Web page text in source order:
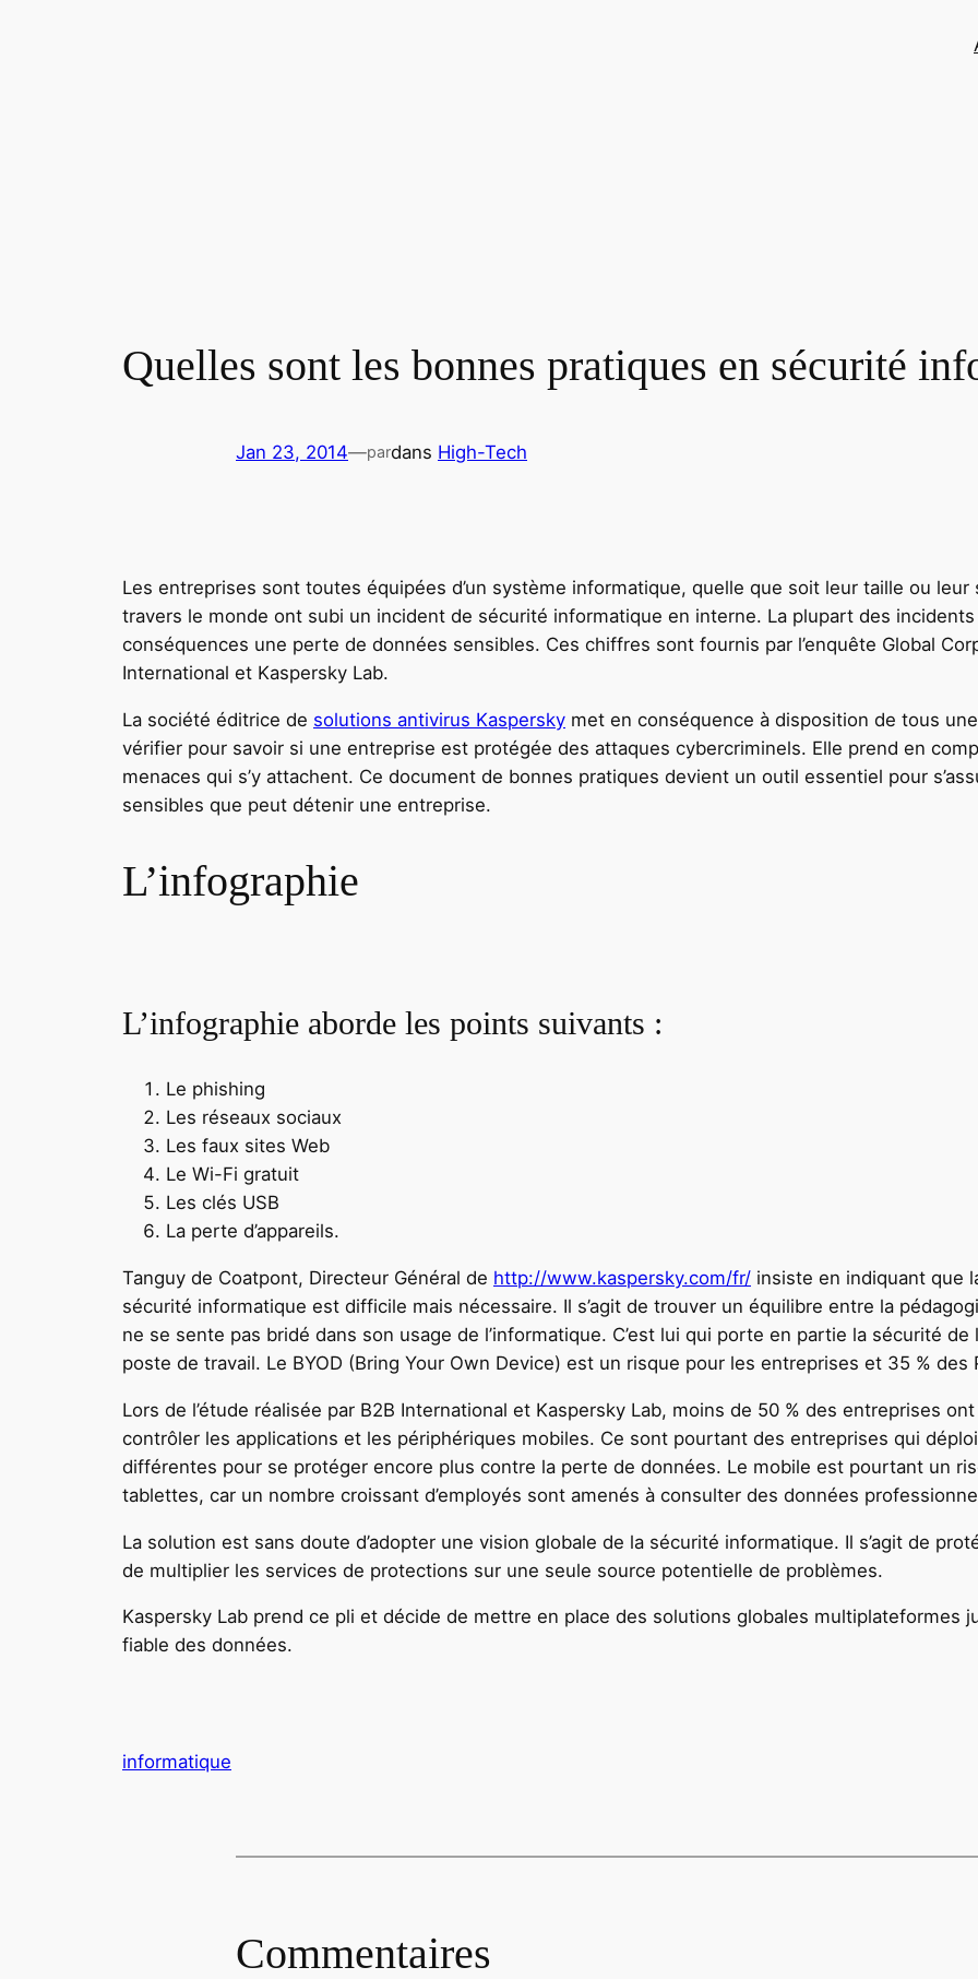
Quelles sont les bonnes pratiques en sécurité
Jan 23, 2014—pardans High-Tech
Les entreprises sont toutes équipées d’un système informatique, quelle que soit leur taille ou leur
travers le monde ont subi un incident de sécurité informatique en interne. La plupart des
conséquences une perte de données sensibles. Ces chiffres sont fournis par l’enquête Global
International et Kaspersky Lab.
La société éditrice de solutions antivirus Kaspersky met en conséquence à disposition de tous
vérifier pour savoir si une entreprise est protégée des attaques cybercriminels. Elle prend en
menaces qui s’y attachent. Ce document de bonnes pratiques devient un outil essentiel pour
sensibles que peut détenir une entreprise.
L’infographie
L’infographie aborde les points suivants :
Le phishing
Les réseaux sociaux
Les faux sites Web
Le Wi-Fi gratuit
Les clés USB
La perte d’appareils.
Tanguy de Coatpont, Directeur Général de http://www.kaspersky.com/fr/ insiste en indiquant que
sécurité informatique est difficile mais nécessaire. Il s’agit de trouver un équilibre entre la
ne se sente pas bridé dans son usage de l’informatique. C’est lui qui porte en partie la sécurité de
poste de travail. Le BYOD (Bring Your Own Device) est un risque pour les entreprises et 35 %
Lors de l’étude réalisée par B2B International et Kaspersky Lab, moins de 50 % des entreprises
contrôler les applications et les périphériques mobiles. Ce sont pourtant des entreprises qui
différentes pour se protéger encore plus contre la perte de données. Le mobile est pourtant un
tablettes, car un nombre croissant d’employés sont amenés à consulter des données
La solution est sans doute d’adopter une vision globale de la sécurité informatique. Il s’agit de
de multiplier les services de protections sur une seule source potentielle de problèmes.
Kaspersky Lab prend ce pli et décide de mettre en place des solutions globales multiplateformes
fiable des données.
informatique
Commentaires